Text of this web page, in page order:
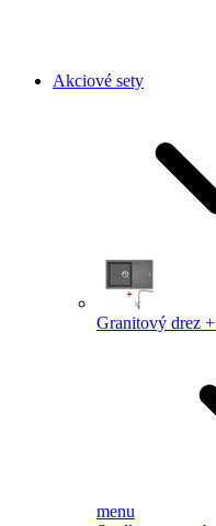
Akciové sety
Granitový drez +
menu